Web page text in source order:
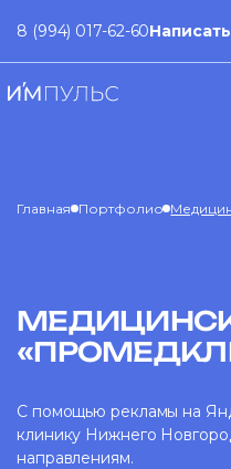
8 (994) 017-62-60
Главная Портфолио
С помощью рекламы на
клинику Нижнего
направлениям.